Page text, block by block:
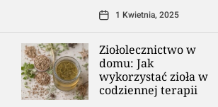
1 Kwietnia, 2025
Ziołolecznictwo w
domu: Jak
wykorzystać zioła w
codziennej terapii